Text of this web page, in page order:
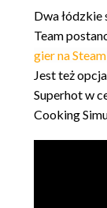
Dwa łódzkie
Team
gier na
Jest też
Superhot w
Cooking